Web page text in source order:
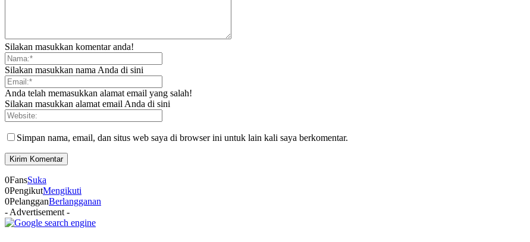
Silakan masukkan komentar anda!
Silakan masukkan nama Anda di sini
Anda telah memasukkan alamat email yang salah!
Silakan masukkan alamat email Anda di sini
Simpan nama, email, dan situs web saya di browser ini untuk lain kali saya berkomentar.
0FansSuka
0PengikutMengikuti
0PelangganBerlangganan
- Advertisement -